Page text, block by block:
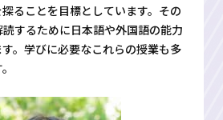
ることを目標としています。その
するために日本語や外国語の能力
。学びに必要なこれらの授業も多